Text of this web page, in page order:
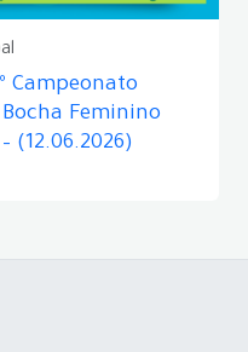
Campeonato
Feminino
(12.06.2026)